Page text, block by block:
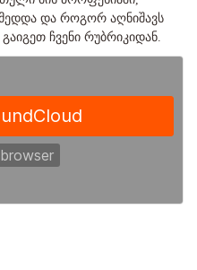
და როგორ აღნიშავს
ჩვენი რუბრიკიდან.